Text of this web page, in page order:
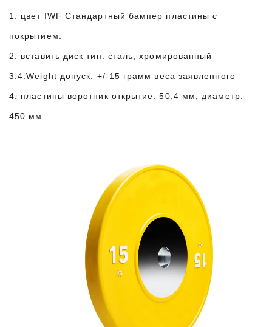
1. цвет IWF Стандартный бампер пластины с
покрытием.
2. вставить диск тип: сталь, хромированный
3.4.Weight допуск: +/-15 грамм веса заявленного
4. пластины воротник открытие: 50,4 мм, диаметр:
450 мм